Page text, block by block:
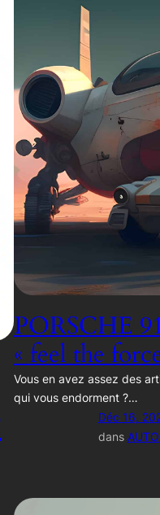
PORSCHE
« feel the
Vous en avez assez des
qui vous endorment ?…
Déc 16,
dans